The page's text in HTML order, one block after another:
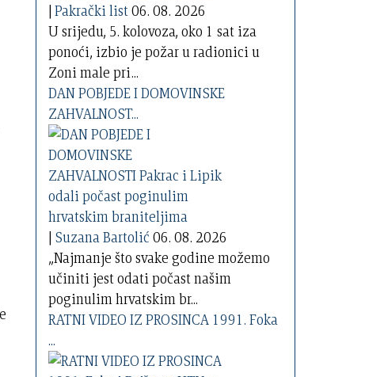
|Pakrački list06. 08. 2026
U srijedu, 5. kolovoza, oko 1 sat iza
ponoći, izbio je požar u radionici u
Zoni male pri...
DAN POBJEDE I DOMOVINSKE
ZAHVALNOST...
| Suzana Bartolić 06. 08. 2026
„Najmanje što svake godine možemo
učiniti jest odati počast našim
poginulim hrvatskim br...
RATNI VIDEO IZ PROSINCA 1991. Foka
...